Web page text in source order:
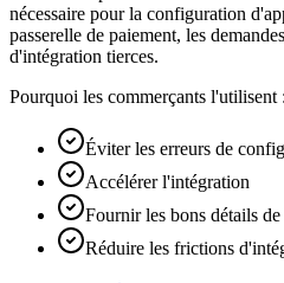
nécessaire pour la configuration
passerelle de paiement, les
d'intégration tierces.
Pourquoi les commerçants l'utilisent :
Éviter les erreurs de
Accélérer l'intégration
Fournir les bons détails
Réduire les frictions